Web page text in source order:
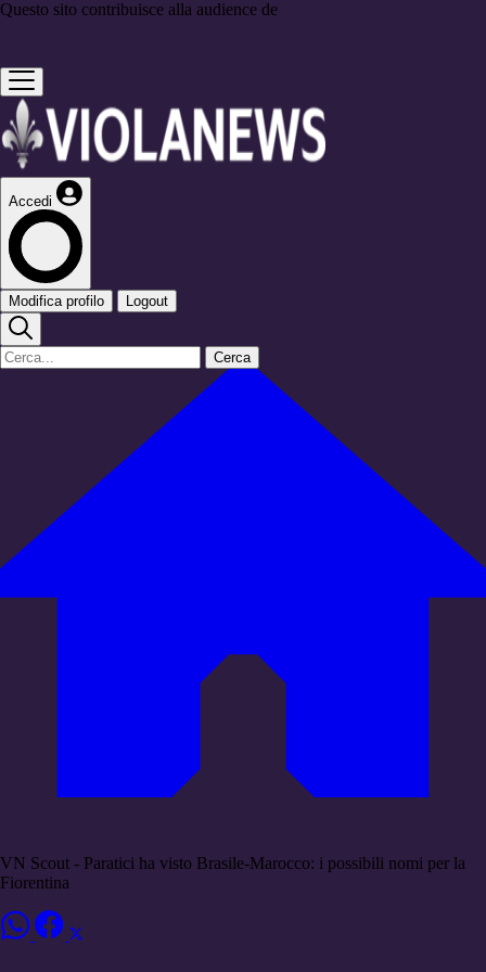
Questo sito contribuisce alla audience de
Accedi
Modifica profilo Logout
Cerca
VN Scout - Paratici ha visto Brasile-Marocco: i possibili nomi per la
Fiorentina